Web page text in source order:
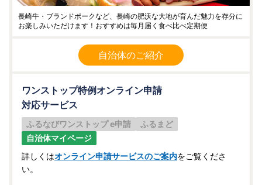
長崎牛・ブランドポークなど、長崎の肥沃な大地が育んだ魅力を存分に
お楽しみいただけます！おすすめは毎月届く食べ比べ定期便
自治体のご紹介
ワンストップ特例オンライン申請
対応サービス
ふるなびワンストップ e申請
ふるまど
自治体マイページ
詳しくはオンライン申請サービスのご案内をご覧くださ
い。